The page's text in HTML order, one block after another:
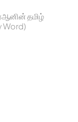
தமிழ்
Word)